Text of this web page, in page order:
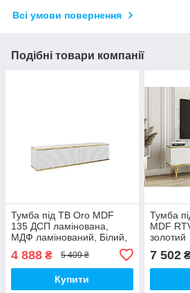
Всі умови повернення
Подібні товари компанії
Тумба під ТВ Oro MDF
135 ДСП ламінована,
МДФ ламінований, Білий,
графіт
4 888 ₴ 5 409 ₴
Купити
Тумба
MDF
золотий
7 502